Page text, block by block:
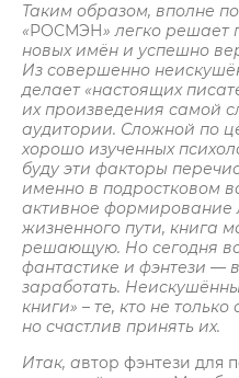
Таким образом, вполне
«РОСМЭН» легко решает
новых имён и успешно
Из совершенно
делает «настоящих
их произведения самой
аудитории. Сложной по
хорошо изученных
буду эти факторы
именно в подростковом
активное формирование
жизненного пути, книга
решающую. Но сегодня
фантастике и фэнтези —
заработать.
книги» – те, кто не
но счастлив принять их.
Итак, автор фэнтези для